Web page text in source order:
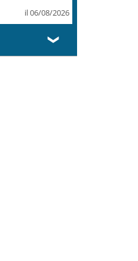
il 06/08/2026
❯